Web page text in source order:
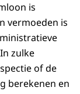
is
vermoeden is
zulke
of de
berekenen en